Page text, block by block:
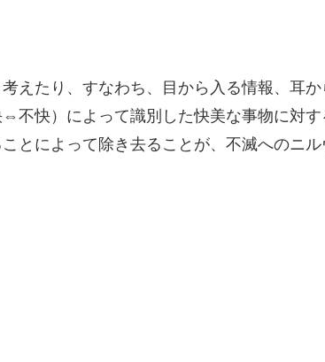
えたり、すなわち、目から入る情報、耳
不快）によって識別した快美な事物に対す
とによって除き去ることが、不滅へのニ